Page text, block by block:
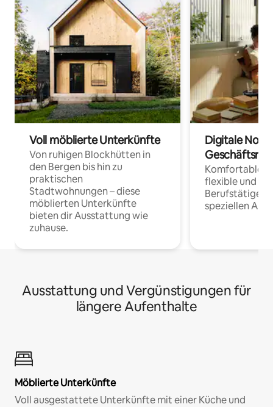
Voll möblierte Unterkünfte
Von ruhigen Blockhütten in
den Bergen bis hin zu
praktischen
Stadtwohnungen – diese
möblierten Unterkünfte
bieten dir Ausstattung wie
zuhause.
Digitale
Komfortable
flexible und
Berufstätige
speziellen
Ausstattung und Vergünstigungen für
längere Aufenthalte
Möblierte Unterkünfte
Voll ausgestattete Unterkünfte mit einer Küche und